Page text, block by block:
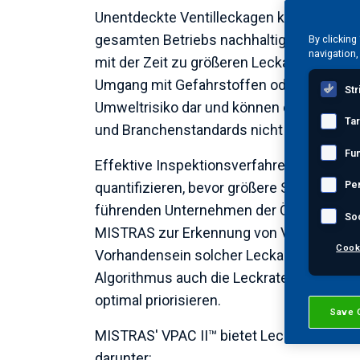
Unentdeckte Ventilleckagen können die
gesamten Betriebs nachhaltig
mit der Zeit zu größeren Leckagen
Umgang mit Gefahrstoffen oder
Umweltrisiko dar und können dazu
und Branchenstandards nicht mehr
Effektive Inspektionsverfahren
quantifizieren, bevor größere Schäden
führenden Unternehmen der Öl- und
MISTRAS zur Erkennung von
Vorhandensein solcher Leckagen,
Algorithmus auch die Leckraten. So
optimal priorisieren.
MISTRAS' VPAC II™ bietet
By clicking
Save